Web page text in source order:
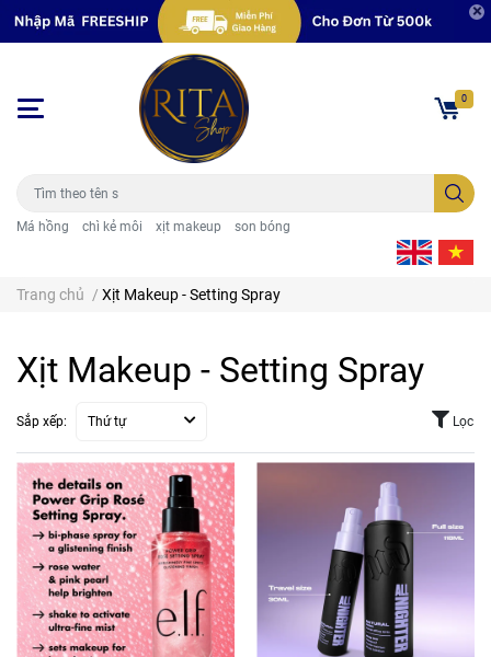
Má hồng chì kẻ môi xịt makeup son bóng
0
Trang chủ / Xịt Makeup - Setting Spray
Xịt Makeup - Setting Spray
Sắp xếp: Thứ tự Lọc